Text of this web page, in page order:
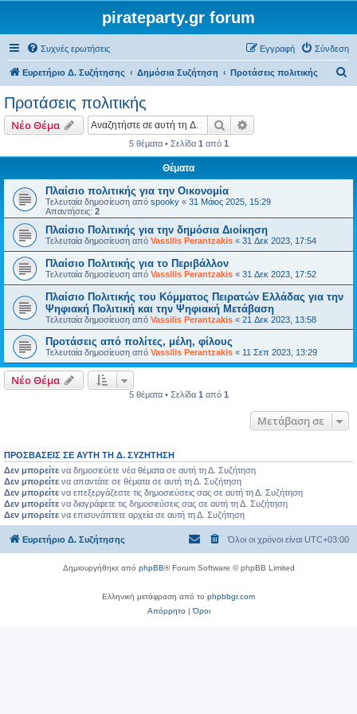
pirateparty.gr forum
Συχνές ερωτήσεις Σύνδεση
Εγγραφή
Ευρετήριο Δ. Συζήτησης Δημόσια Συζήτηση Προτάσεις πολιτικής
Προτάσεις πολιτικής
Νέο Θέμα Αναζήτηση
5 θέματα • Σελίδα 1 από 1
Θέματα
Πλαίσιο πολιτικής για την Οικονομία
Τελευταία δημοσίευση από spooky « 31 Μάιος 2025, 15:29
Απαντήσεις: 2
Πλαίσιο Πολιτικής για την δημόσια Διοίκηση
Τελευταία δημοσίευση από Vassilis Perantzakis « 31 Δεκ 2023, 17:54
Πλαίσιο Πολιτικής για το Περιβάλλον
Τελευταία δημοσίευση από Vassilis Perantzakis « 31 Δεκ 2023, 17:52
Πλαίσιο Πολιτικής του Κόμματος Πειρατών Ελλάδας για την
Ψηφιακή Πολιτική και την Ψηφιακή Μετάβαση
Τελευταία δημοσίευση από Vassilis Perantzakis « 21 Δεκ 2023, 13:58
Προτάσεις από πολίτες, μέλη, φίλους
Τελευταία δημοσίευση από Vassilis Perantzakis « 11 Σεπ 2023, 13:29
Νέο Θέμα
5 θέματα • Σελίδα 1 από 1
Μετάβαση σε
ΠΡΟΣΒΆΣΕΙΣ ΣΕ ΑΥΤΉ ΤΗ Δ. ΣΥΖΉΤΗΣΗ
Δεν μπορείτε να δημοσιεύετε νέα θέματα σε αυτή τη Δ. Συζήτηση
Δεν μπορείτε να απαντάτε σε θέματα σε αυτή τη Δ. Συζήτηση
Δεν μπορείτε να επεξεργάζεστε τις δημοσιεύσεις σας σε αυτή τη Δ. Συζήτηση
Δεν μπορείτε να διαγράφετε τις δημοσιεύσεις σας σε αυτή τη Δ. Συζήτηση
Δεν μπορείτε να επισυνάπτετε αρχεία σε αυτή τη Δ. Συζήτηση
Ευρετήριο Δ. Συζήτησης Όλοι οι χρόνοι είναι UTC+03:00
Δημιουργήθηκε από phpBB® Forum Software © phpBB Limited
Ελληνική μετάφραση από το phpbbgr.com
Απόρρητο|Όροι